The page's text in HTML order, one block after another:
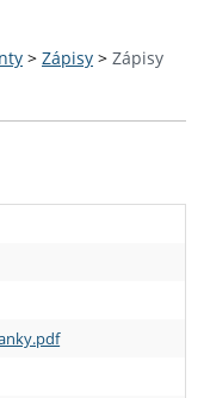
> Zápisy > Zápisy